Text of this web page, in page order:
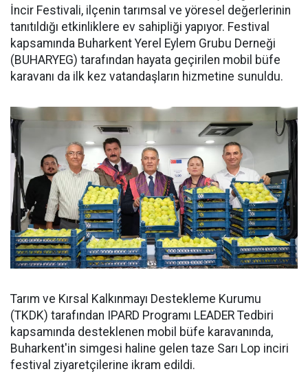
İncir Festivali, ilçenin tarımsal ve yöresel değerlerinin
tanıtıldığı etkinliklere ev sahipliği yapıyor. Festival
kapsamında Buharkent Yerel Eylem Grubu Derneği
(BUHARYEG) tarafından hayata geçirilen mobil büfe
karavanı da ilk kez vatandaşların hizmetine sunuldu.
Tarım ve Kırsal Kalkınmayı Destekleme Kurumu
(TKDK) tarafından IPARD Programı LEADER Tedbiri
kapsamında desteklenen mobil büfe karavanında,
Buharkent'in simgesi haline gelen taze Sarı Lop inciri
festival ziyaretçilerine ikram edildi.